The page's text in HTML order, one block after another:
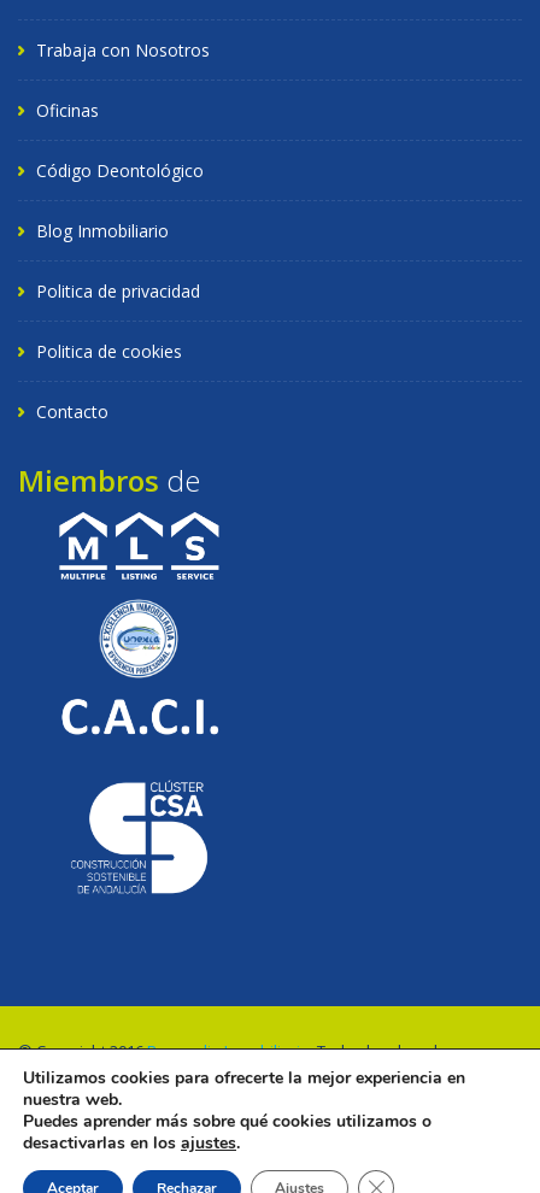
Trabaja con Nosotros
Oficinas
Código Deontológico
Blog Inmobiliario
Politica de privacidad
Politica de cookies
Contacto
Miembros de
© Copyright 2016Renovalia Inmobiliaria. Todos los derechos
reservados.
Utilizamos cookies para ofrecerte la mejor experiencia en
nuestra web.
Puedes aprender más sobre qué cookies utilizamos o
desactivarlas en los ajustes.
Aceptar Rechazar Ajustes Cerrar el banner de